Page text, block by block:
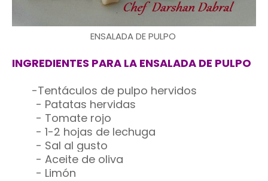
ENSALADA DE PULPO
INGREDIENTES PARA LA ENSALADA DE PULPO
-Tentáculos de pulpo hervidos
- Patatas hervidas
- Tomate rojo
- 1-2 hojas de lechuga
- Sal al gusto
- Aceite de oliva
- Limón